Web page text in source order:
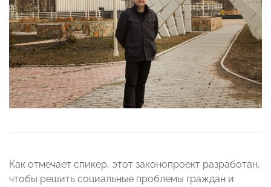
Как отмечает спикер, этот законопроект разработан,
чтобы решить социальные проблемы граждан и